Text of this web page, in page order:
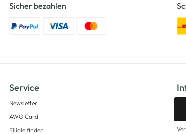
Sicher bezahlen
Service
Newsletter
AWG Card
Filiale finden